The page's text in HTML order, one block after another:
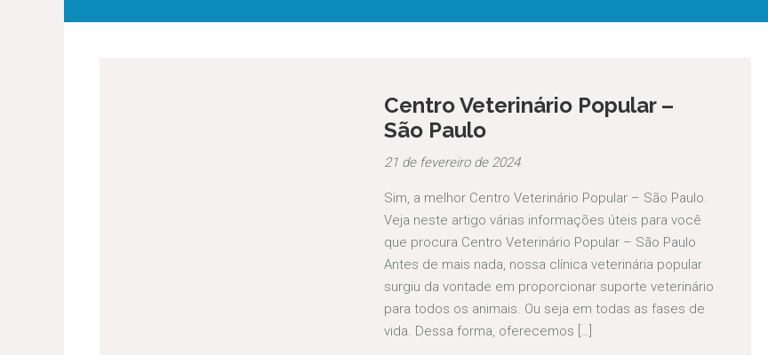
Centro Veterinário Popular –
São Paulo
21 de fevereiro de 2024
Sim, a melhor Centro Veterinário Popular – São Paulo.
Veja neste artigo várias informações úteis para você
que procura Centro Veterinário Popular – São Paulo
Antes de mais nada, nossa clínica veterinária popular
surgiu da vontade em proporcionar suporte veterinário
para todos os animais. Ou seja em todas as fases de
vida. Dessa forma, oferecemos […]